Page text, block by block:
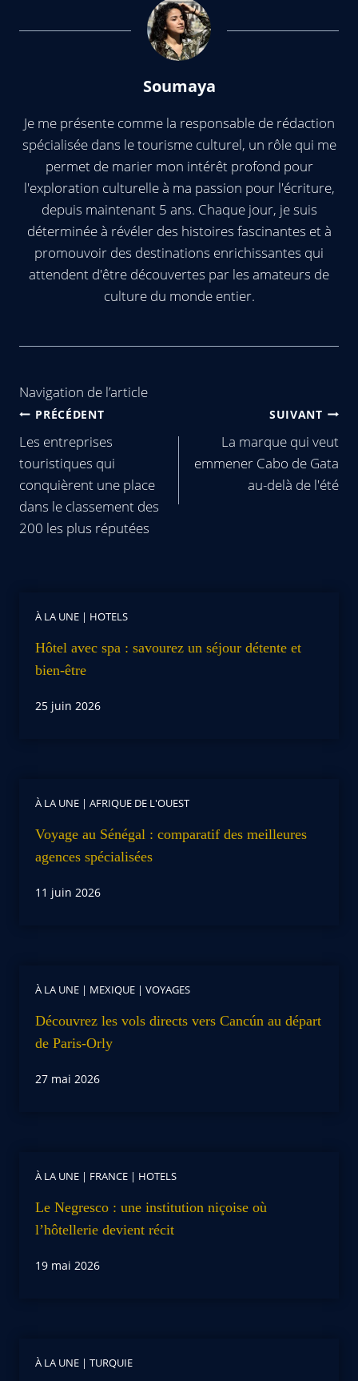
Soumaya
Je me présente comme la responsable de rédaction
spécialisée dans le tourisme culturel, un rôle qui me
permet de marier mon intérêt profond pour
l'exploration culturelle à ma passion pour l'écriture,
depuis maintenant 5 ans. Chaque jour, je suis
déterminée à révéler des histoires fascinantes et à
promouvoir des destinations enrichissantes qui
attendent d'être découvertes par les amateurs de
culture du monde entier.
Navigation de l’article
PRÉCÉDENT
Les entreprises
touristiques qui
conquièrent une place
dans le classement des
200 les plus réputées
SUIVANT
La marque qui veut
emmener Cabo de Gata
au-delà de l'été
À LA UNE | HOTELS
Hôtel avec spa : savourez un séjour détente et
bien-être
25 juin 2026
À LA UNE | AFRIQUE DE L'OUEST
Voyage au Sénégal : comparatif des meilleures
agences spécialisées
11 juin 2026
À LA UNE | MEXIQUE | VOYAGES
Découvrez les vols directs vers Cancún au départ
de Paris-Orly
27 mai 2026
À LA UNE | FRANCE | HOTELS
Le Negresco : une institution niçoise où
l’hôtellerie devient récit
19 mai 2026
À LA UNE | TURQUIE